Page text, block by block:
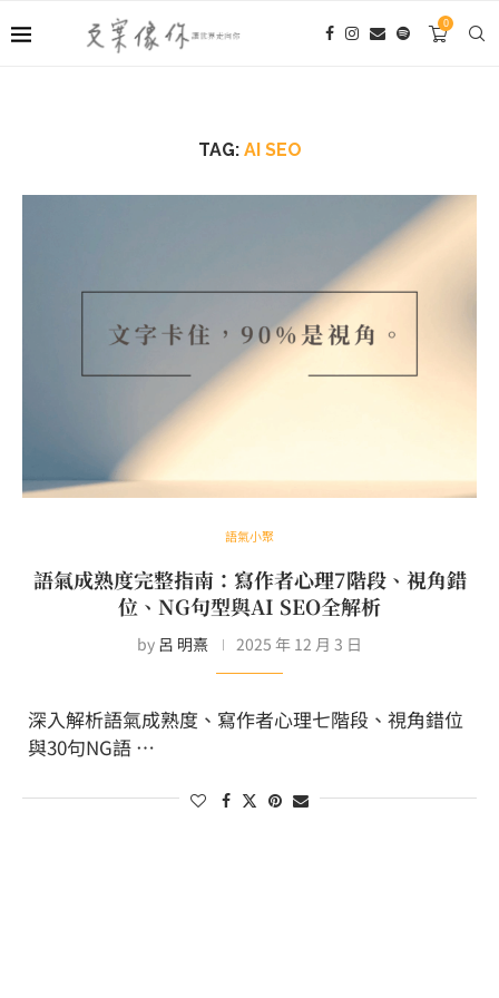
0
TAG: AI SEO
語氣小聚
語氣成熟度完整指南：寫作者心理7階段、視角錯
位、NG句型與AI SEO全解析
by 呂 明熹 2025 年 12 月 3 日
深入解析語氣成熟度、寫作者心理七階段、視角錯位
與30句NG語 …